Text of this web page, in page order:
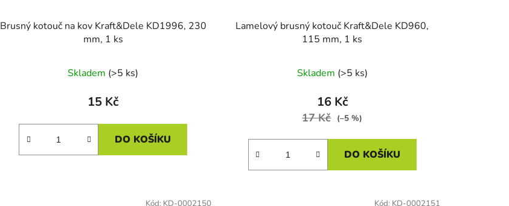
Brusný kotouč na kov Kraft&Dele KD1996, 230
mm, 1 ks
Skladem (>5 ks)
15 Kč
DO KOŠÍKU
Lamelový brusný kotouč Kraft&Dele KD960,
115 mm, 1 ks
Skladem (>5 ks)
16 Kč
17 Kč (–5 %)
DO KOŠÍKU
Kód: KD-0002150 Kód: KD-0002151